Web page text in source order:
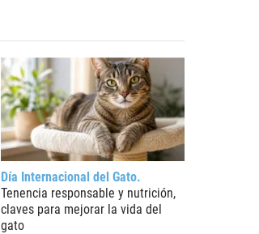
Día Internacional del Gato
Tenencia responsable y nutrición,
claves para mejorar la vida del
gato